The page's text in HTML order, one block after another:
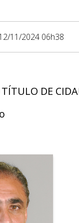
11/2024 06h38
TÍTULO DE